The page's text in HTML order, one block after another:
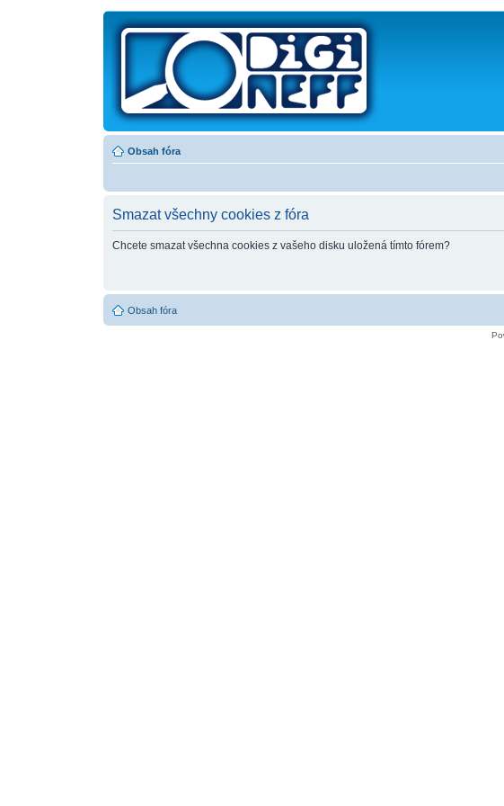
Obsah fóra
Smazat všechny cookies z fóra
Chcete smazat všechna cookies z vašeho disku uložená tímto fórem?
Obsah fóra